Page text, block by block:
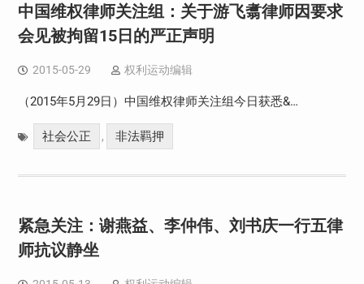
中国维权律师关注组：关于游飞翥律师因要求
会见被拘留15日的严正声明
2015-05-29 权利运动编辑
（2015年5月29日）中国维权律师关注组今日获悉&…
社会公正 , 非法羁押
紧急关注：谢燕益、李仲伟、刘书庆一行五律
师抗议静坐